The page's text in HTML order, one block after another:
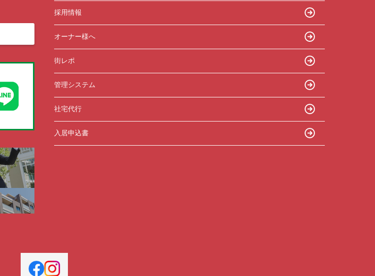
採用情報
オーナー様へ
街レポ
管理システム
社宅代行
入居申込書